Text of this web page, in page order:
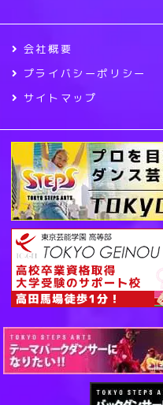
会社概要
プライバシーポリシー
サイトマップ